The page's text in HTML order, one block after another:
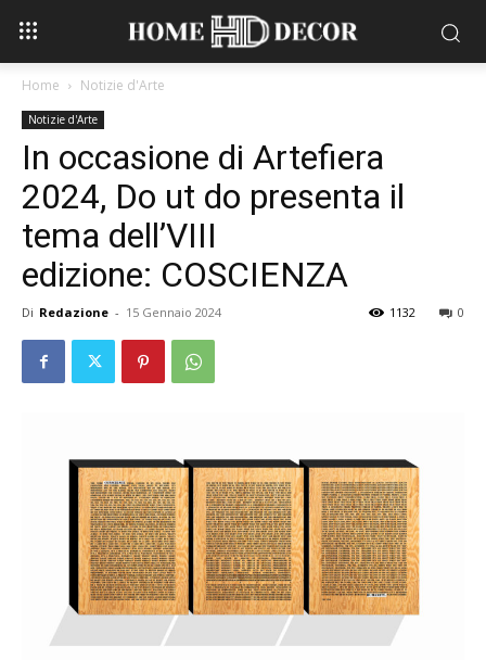
Home Notizie d'Arte
Notizie d'Arte
In occasione di Artefiera
2024, Do ut do presenta il
tema dell’VIII
edizione: COSCIENZA
Di Redazione - 15 Gennaio 2024 0
1132